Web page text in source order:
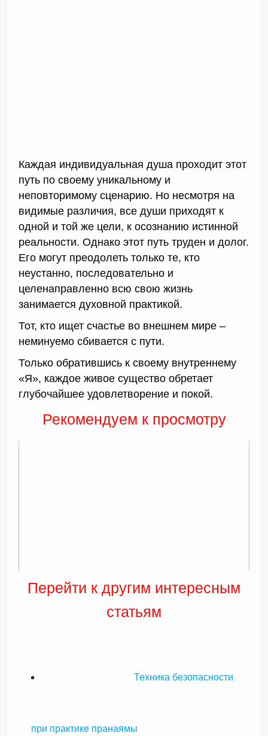
Каждая индивидуальная душа проходит этот
путь по своему уникальному и
неповторимому сценарию. Но несмотря на
видимые различия, все души приходят к
одной и той же цели, к осознанию истинной
реальности. Однако этот путь труден и долог.
Его могут преодолеть только те, кто
неустанно, последовательно и
целенаправленно всю свою жизнь
занимается духовной практикой.
Тот, кто ищет счастье во внешнем мире –
неминуемо сбивается с пути.
Только обратившись к своему внутреннему
«Я», каждое живое существо обретает
глубочайшее удовлетворение и покой.
Рекомендуем к просмотру
Перейти к другим интересным
статьям
Техника безопасности
при практике пранаямы